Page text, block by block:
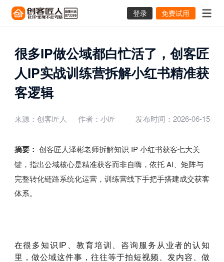
登录 免费试用
很多IP做公域都白忙活了，创客匠
人IP实战训练营拆解小红书精准获
客逻辑
来源：创客匠人 作者：小匠 发布时间：2026-06-15
摘要： 创客匠人泽彬老师拆解知识 IP 小红书获客七大关
键，指出公域核心是精准获客而非自嗨，依托 AI、矩阵与
完整转化链路系统化运营，训练营线下手把手搭建成交获客
体系。
在很多知识IP、教育培训、咨询服务从业者的认知
里，做公域这件事，往往等于拍短视频、发内容、做